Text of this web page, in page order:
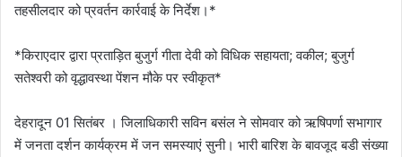
तहसीलदार को प्रवर्तन कार्रवाई के निर्देश।*
*किराएदार द्वारा प्रताड़ित बुजुर्ग गीता देवी को विधिक सहायता; वकील; बुजुर्ग
सतेश्वरी को वृद्धावस्था पेंशन मौके पर स्वीकृत*
देहरादून 01 सितंबर । जिलाधिकारी सविन बसंल ने सोमवार को ऋषिपर्णा सभागार
में जनता दर्शन कार्यक्रम में जन समस्याएं सुनी। भारी बारिश के बावजूद बडी संख्या